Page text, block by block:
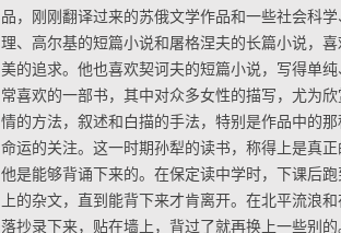
品，刚刚翻译过来的苏俄文学作品和一些社会科
理、高尔基的短篇小说和屠格涅夫的长篇小说，
美的追求。他也喜欢契诃夫的短篇小说，写得单
常喜欢的一部书，其中对众多女性的描写，尤为
情的方法，叙述和白描的手法，特别是作品中的
命运的关注。这一时期孙犁的读书，称得上是真
他是能够背诵下来的。在保定读中学时，下课后
上的杂文，直到能背下来才肯离开。在北平流浪
落抄录下来，贴在墙上，背过了就再换上一些别